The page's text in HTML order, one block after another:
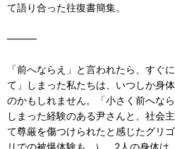
て語り合った往復書簡集。
―――
「前へならえ」と言われたら、すぐ
て」しまった私たちは、いつしか身
のかもしれません。「小さく前へな
しまった経験のある尹さんと、社会
て尊厳を傷つけられたと感じたグリ
リでの被爆体験も…）。2人の身体は